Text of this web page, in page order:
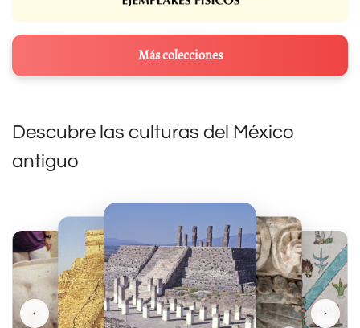
Más colecciones
Descubre las culturas del México
antiguo
‹ ›